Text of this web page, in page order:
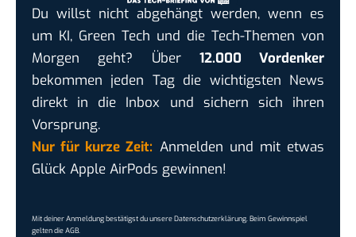
Du willst nicht abgehängt werden, wenn es
um KI, Green Tech und die Tech-Themen von
Morgen geht? Über 12.000 Vordenker
bekommen jeden Tag die wichtigsten News
direkt in die Inbox und sichern sich ihren
Vorsprung.
Nur für kurze Zeit: Anmelden und mit etwas
Glück Apple AirPods gewinnen!
Mit deiner Anmeldung bestätigst du unsereDatenschutzerklärung. Beim Gewinnspiel
gelten dieAGB.